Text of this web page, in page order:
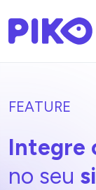
FEATURE
Integre
no seu